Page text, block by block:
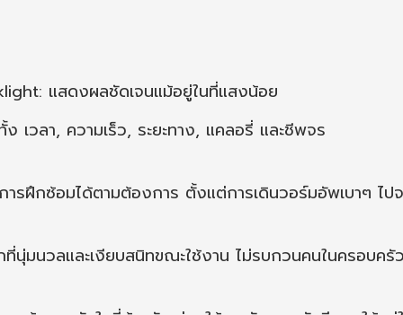
แสดงผลชัดเจนแม้อยู่ในที่แสงน้อย
วลา, ความเร็ว, ระยะทาง, แคลอรี่ และชีพจร
รฝึกซ้อมได้ตามต้องการ ตั้งแต่การเดินวอร์มอัพเบาๆ ไป
มนวลและเงียบสนิทขณะใช้งาน ไม่รบกวนคนในครอบครั